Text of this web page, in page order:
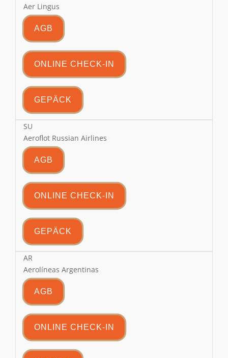
Aer Lingus
AGB
ONLINE CHECK-IN
GEPÄCK
SU
Aeroflot Russian Airlines
AGB
ONLINE CHECK-IN
GEPÄCK
AR
Aerolíneas Argentinas
AGB
ONLINE CHECK-IN